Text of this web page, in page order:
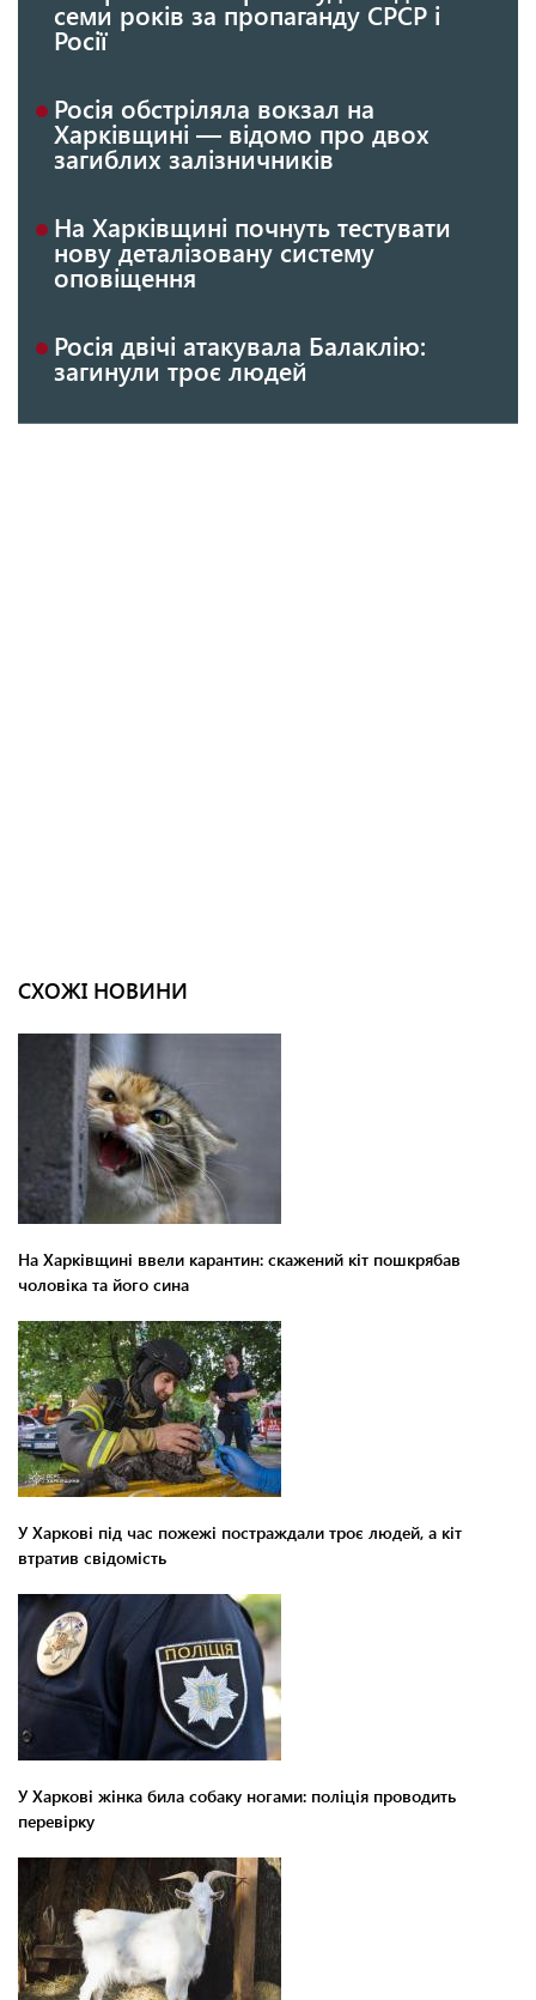
семи років за пропаганду СРСР і
Росії
Росія обстріляла вокзал на
Харківщині — відомо про двох
загиблих залізничників
На Харківщині почнуть тестувати
нову деталізовану систему
оповіщення
Росія двічі атакувала Балаклію:
загинули троє людей
СХОЖІ НОВИНИ
На Харківщині ввели карантин: скажений кіт пошкрябав
чоловіка та його сина
У Харкові під час пожежі постраждали троє людей, а кіт
втратив свідомість
У Харкові жінка била собаку ногами: поліція проводить
перевірку